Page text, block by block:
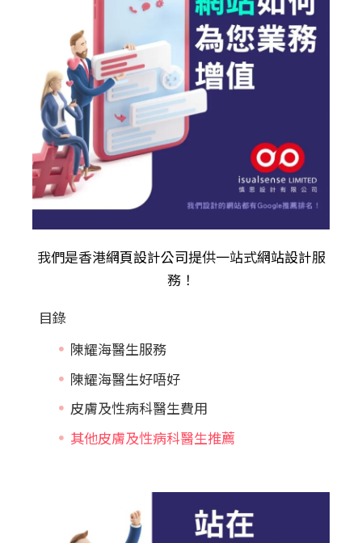
我們是香港網頁設計公司提供一站式網站設計服
務！
目錄
陳耀海醫生服務
陳耀海醫生好唔好
皮膚及性病科醫生費用
其他皮膚及性病科醫生推薦